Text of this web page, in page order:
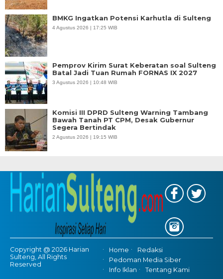
BMKG Ingatkan Potensi Karhutla di Sulteng
4 Agustus 2026 | 17:25 WIB
Pemprov Kirim Surat Keberatan soal Sulteng
Batal Jadi Tuan Rumah FORNAS IX 2027
3 Agustus 2026 | 10:48 WIB
Komisi III DPRD Sulteng Warning Tambang
Bawah Tanah PT CPM, Desak Gubernur
Segera Bertindak
2 Agustus 2026 | 19:15 WIB
Copyright @ 2026 Harian
Sulteng, All Rights
Reserved
Home
Redaksi
Pedoman Media Siber
Info Iklan
Tentang Kami